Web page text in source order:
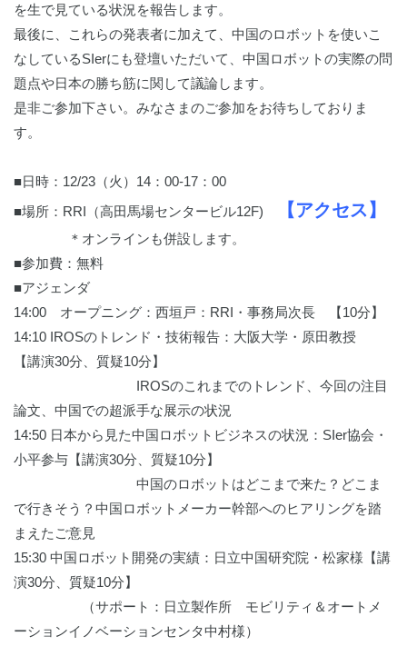
を生で見ている状況を報告します。
最後に、これらの発表者に加えて、中国のロボットを使いこ
なしているSIerにも登壇いただいて、中国ロボットの実際の問
題点や日本の勝ち筋に関して議論します。
是非ご参加下さい。みなさまのご参加をお待ちしておりま
す。
■日時：12/23（火）14：00-17：00
■場所：RRI（高田馬場センタービル12F)
【アクセス】
＊オンラインも併設します。
■参加費：無料
■アジェンダ
14:00 オープニング：西垣戸：RRI・事務局次長 【10分】
14:10 IROSのトレンド・技術報告：大阪大学・原田教授
【講演30分、質疑10分】
IROSのこれまでのトレンド、今回の注目
論文、中国での超派手な展示の状況
14:50 日本から見た中国ロボットビジネスの状況：SIer協会・
小平参与【講演30分、質疑10分】
中国のロボットはどこまで来た？どこま
で行きそう？中国ロボットメーカー幹部へのヒアリングを踏
まえたご意見
15:30 中国ロボット開発の実績：日立中国研究院・松家様【講
演30分、質疑10分】
（サポート：日立製作所 モビリティ＆オートメ
ーションイノベーションセンタ中村様）